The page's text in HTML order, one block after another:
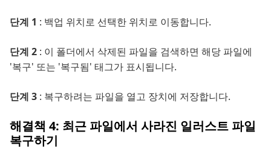
단계 1 : 백업 위치로 선택한 위치로 이동합니다.
단계 2 : 이 폴더에서 삭제된 파일을 검색하면 해당 파일에
'복구' 또는 '복구됨' 태그가 표시됩니다.
단계 3 : 복구하려는 파일을 열고 장치에 저장합니다.
해결책 4: 최근 파일에서 사라진 일러스트 파일
복구하기